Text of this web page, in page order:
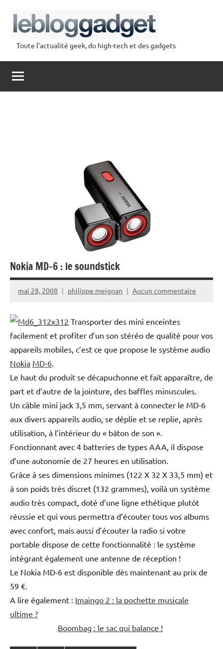
contenu
lebloggadget
Toute l'actualité geek, du high-tech et des gadgets
Nokia MD-6 : le soundstick
mai 28, 2008 philippe meignan Aucun commentaire
Transporter des mini enceintes
facilement et profiter d’un son stéréo de qualité pour vos
appareils mobiles, c’est ce que propose le système audio
Nokia MD-6
Le haut du produit se décapuchonne et fait apparaître, de
part et d’autre de la jointure, des baffles minuscules.
Un câble mini jack 3,5 mm, servant à connecter le MD-6
aux divers appareils audio, se déplie et se replie, après
utilisation, à l’intérieur du « bâton de son ».
Fonctionnant avec 4 batteries de types AAA, il dispose
d’une autonomie de 27 heures en utilisation.
Grâce à ses dimensions minimes (122 X 32 X 33,5 mm) et
à son poids très discret (132 grammes), voilà un système
audio très compact, doté d’une ligne ethétique plutôt
réussie et qui vous permettra d’écouter tous vos albums
avec confort, mais aussi d’écouter la radio si votre
portable dispose de cette fonctionnalité : le système
intégrant également une antenne de réception !
Le Nokia MD-6 est disponible dès maintenant au prix de
59 €.
A lire également : Imaingo 2 : la pochette musicale
ultime ?
Boombag : le sac qui balance !